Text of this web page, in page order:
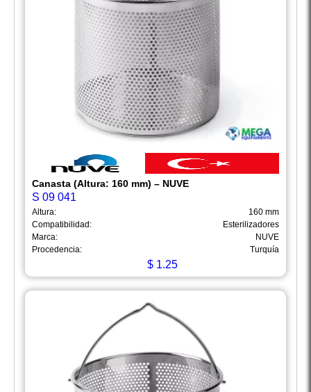
Canasta (Altura: 160 mm) – NUVE
S 09 041
Altura:
160 mm
Compatibilidad:
Esterilizadores
Marca:
NUVE
Procedencia:
Turquía
$ 1.25